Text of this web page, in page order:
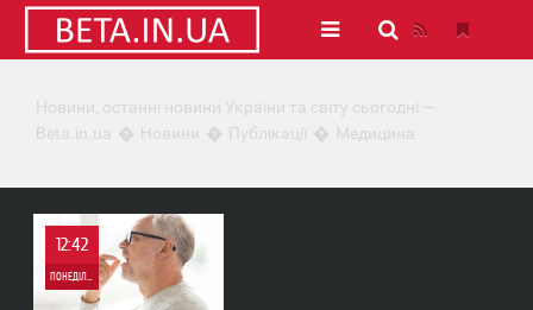
Новини, останні новини України та світу сьогодні —
Beta.in.ua
Новини Публікації Медицина
12:42
ПОНЕДІЛОК